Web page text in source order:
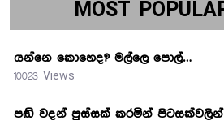
MOST
යන්නෙ කොහෙද? මල්ලෙ පොල්…
10023 Views
පඬි වදන් පුස්සක් කරමින්